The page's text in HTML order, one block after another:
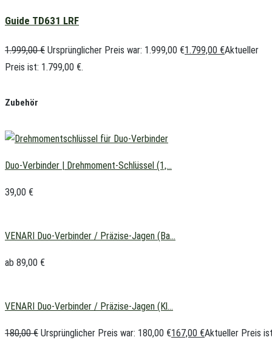
Guide TD631 LRF
1.999,00€ Ursprünglicher Preis war: 1.999,00 €1.799,00 €Aktueller
Preis ist: 1.799,00 €.
Zubehör
Duo-Verbinder | Drehmoment-Schlüssel (1,...
39,00 €
VENARI Duo-Verbinder / Präzise-Jagen (Ba...
ab 89,00 €
VENARI Duo-Verbinder / Präzise-Jagen (Kl...
180,00€ Ursprünglicher Preis war: 180,00 €167,00 €Aktueller Preis